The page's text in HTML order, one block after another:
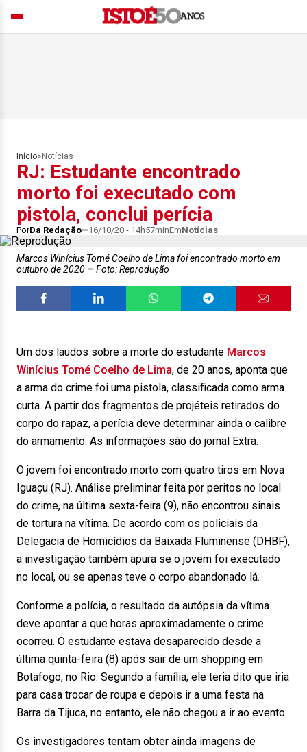
Início> Notícias
RJ: Estudante encontrado
morto foi executado com
pistola, conclui perícia
PorDa Redação 16/10/20 - 14h57minEmNotícias
Marcos Winícius Tomé Coelho de Lima foi encontrado morto em
outubro de 2020
Foto: Reprodução
Um dos laudos sobre a morte do estudante Marcos
Winícius Tomé Coelho de Lima, de 20 anos, aponta que
a arma do crime foi uma pistola, classificada como arma
curta. A partir dos fragmentos de projéteis retirados do
corpo do rapaz, a perícia deve determinar ainda o calibre
do armamento. As informações são do jornal Extra.
O jovem foi encontrado morto com quatro tiros em Nova
Iguaçu (RJ). Análise preliminar feita por peritos no local
do crime, na última sexta-feira (9), não encontrou sinais
de tortura na vítima. De acordo com os policiais da
Delegacia de Homicídios da Baixada Fluminense (DHBF),
a investigação também apura se o jovem foi executado
no local, ou se apenas teve o corpo abandonado lá.
Conforme a polícia, o resultado da autópsia da vítima
deve apontar a que horas aproximadamente o crime
ocorreu. O estudante estava desaparecido desde a
última quinta-feira (8) após sair de um shopping em
Botafogo, no Rio. Segundo a família, ele teria dito que iria
para casa trocar de roupa e depois ir a uma festa na
Barra da Tijuca, no entanto, ele não chegou a ir ao evento.
Os investigadores tentam obter ainda imagens de